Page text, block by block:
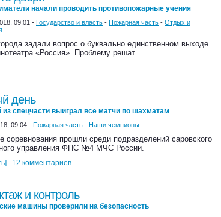
начали проводить противопожарные учения
09:01 - Государство и власть - Пожарная часть - Отдых и
задали вопрос о буквально единственном выходе
«Россия». Проблему решат.
день
спецчасти выиграл все матчи по шахматам
09:04 - Пожарная часть - Наши чемпионы
соревнования прошли среди подразделений саровского
управления ФПС №4 МЧС России.
12 комментариев
и контроль
машины проверили на безопасность